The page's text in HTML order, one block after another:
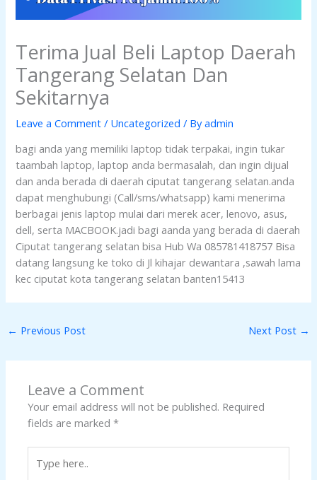
Terima Jual Beli Laptop Daerah
Tangerang Selatan Dan
Sekitarnya
Leave a Comment / Uncategorized / Byadmin
bagi anda yang memiliki laptop tidak terpakai, ingin tukar
taambah laptop, laptop anda bermasalah, dan ingin dijual
dan anda berada di daerah ciputat tangerang selatan.anda
dapat menghubungi (Call/sms/whatsapp) kami menerima
berbagai jenis laptop mulai dari merek acer, lenovo, asus,
dell, serta MACBOOK.jadi bagi aanda yang berada di daerah
Ciputat tangerang selatan bisa Hub Wa 085781418757 Bisa
datang langsung ke toko di Jl kihajar dewantara ,sawah lama
kec ciputat kota tangerang selatan banten15413
← Previous Post Next Post →
Leave a Comment
Your email address will not be published. Required
fields are marked*
here..